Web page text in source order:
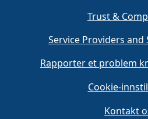
Trust &
Service Providers and
Rapporter et problem
Cookie-
Kontakt